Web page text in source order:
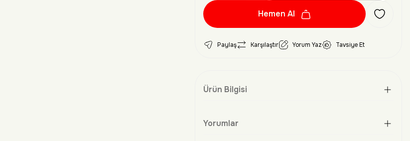
Hemen Al
Paylaş Karşılaştır Yorum Yaz Tavsiye Et
Ürün Bilgisi
Yorumlar